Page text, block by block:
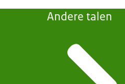
Andere talen